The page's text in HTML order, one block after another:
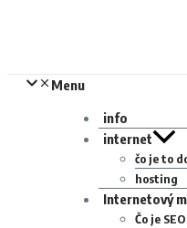
Menu
info
internet
čo je to
hosting
Internetový
Čo je SEO